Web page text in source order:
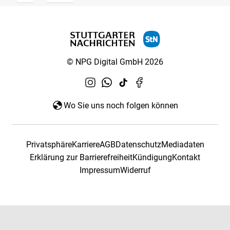
© NPG Digital GmbH 2026
Wo Sie uns noch folgen können
PrivatsphäreKarriereAGBDatenschutzMediadaten
Erklärung zur BarrierefreiheitKündigungKontakt
ImpressumWiderruf